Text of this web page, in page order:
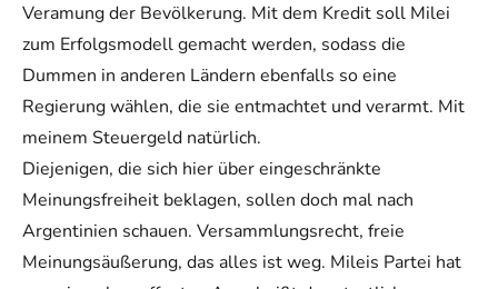
Veramung der Bevölkerung. Mit dem Kredit soll Milei
zum Erfolgsmodell gemacht werden, sodass die
Dummen in anderen Ländern ebenfalls so eine
Regierung wählen, die sie entmachtet und verarmt. Mit
meinem Steuergeld natürlich.
Diejenigen, die sich hier über eingeschränkte
Meinungsfreiheit beklagen, sollen doch mal nach
Argentinien schauen. Versammlungsrecht, freie
Meinungsäußerung, das alles ist weg. Mileis Partei hat